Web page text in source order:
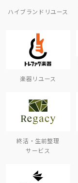
ハイブランドリユース
楽器リユース
終活・生前整理
サービス